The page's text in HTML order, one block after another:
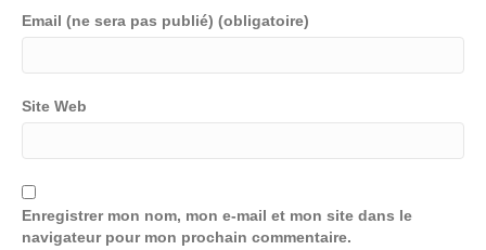
Email (ne sera pas publié) (obligatoire)
Site Web
Enregistrer mon nom, mon e-mail et mon site dans le
navigateur pour mon prochain commentaire.